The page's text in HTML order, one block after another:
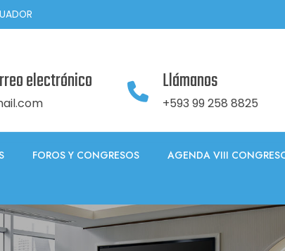
electrónico Llámanos
+593 99 258 8825
FOROS Y CONGRESOS AGENDA VIII